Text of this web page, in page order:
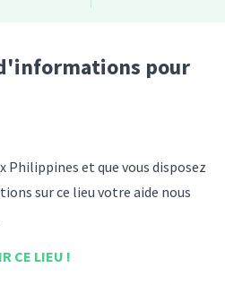
pour
Philippines et que vous disposez
surce lieu votre aide nous
CE LIEU !